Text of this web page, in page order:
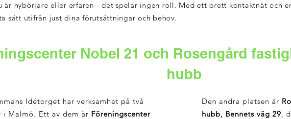
är nybörjare eller erfaren - det spelar ingen roll. Med ett brett kontaktnät och
sätt utifrån just dina förutsättningar och behov.
Nobel 21 och Rosengård
hubb
Idétorget har verksamhet på två
i Malmö. Ett av dem är Föreningscenter
Den andra platsen är
hubb, Bennets väg 29,